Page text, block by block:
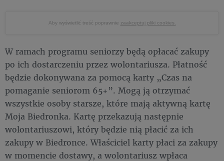
Aby wyświetlić treść poprawnie zaakceptuj pliki cookies.
W ramach programu seniorzy będą opłacać zakupy
po ich dostarczeniu przez wolontariusza. Płatność
będzie dokonywana za pomocą karty „Czas na
pomaganie seniorom 65+”. Mogą ją otrzymać
wszystkie osoby starsze, które mają aktywną kartę
Moja Biedronka. Kartę przekazują następnie
wolontariuszowi, który będzie nią płacić za ich
zakupy w Biedronce. Właściciel karty płaci za zakupy
w momencie dostawy, a wolontariusz wpłaca